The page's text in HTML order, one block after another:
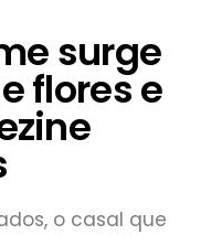
surge
flores e
o casal que